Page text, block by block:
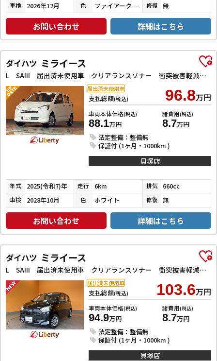
車検 2026年12月 色 ファイアークォーツレッドメタリック 修復 無
お問い合わせ 詳細はこちら
ダイハツ ミライース
L SAIII 届出済未使用車 クリアランスソナー 衝突被害軽減システム オートマチックハイビーム オートライト アイドリングストップ CVT 盗難防止システム ABS ESC エアコン パワーステアリング
支払総額(税込) 96.8万円
車両本体価格(税込)
88.1万円
諸費用(税込)
8.7万円
法定整備：整備無
保証付 (1ヶ月・1000km )
届出済未使用車
貝塚店
年式 2025(令和7)年 走行 6km 排気 660cc
車検 2028年10月 色 ホワイト 修復 無
お問い合わせ 詳細はこちら
ダイハツ ミライース
L SAIII 届出済未使用車 クリアランスソナー 衝突被害軽減システム オートマチックハイビーム オートライト アイドリングストップ CVT 盗難防止システム ABS ESC 衝突安全ボディ エアコン
支払総額(税込) 103.6万円
車両本体価格(税込)
94.9万円
諸費用(税込)
8.7万円
法定整備：整備無
保証付 (1ヶ月・1000km )
届出済未使用車
貝塚店